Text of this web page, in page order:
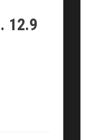
12.9